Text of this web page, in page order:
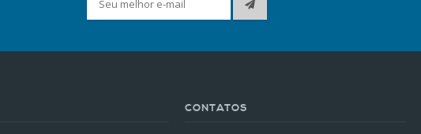
CONTATOS